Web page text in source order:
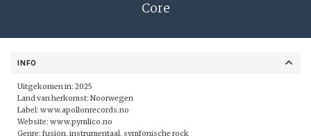
Core
INFO
Uitgekomen in: 2025
Land van herkomst: Noorwegen
Label: www.apollonrecords.no
Website: www.pymlico.no
Genre: fusion, instrumentaal, symfonische rock